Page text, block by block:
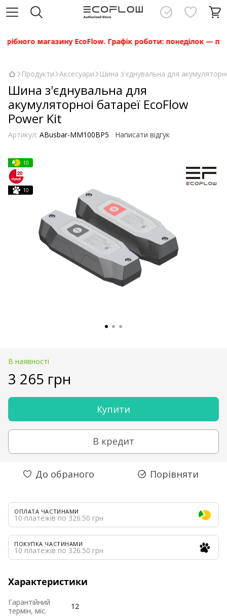
магазину EcoFlow. Графік роботи: понеділок —
Продукти Аксесуари Шина з'єднувальна для
Шина з'єднувальна для
акумуляторноі батареї EcoFlow
Power Kit
Артикул: ABusbar-MM100BP5 Написати відгук
10
10
В наявності
3 265 грн
Купити
В кредит
До обраного Порівняти
ОПЛАТА ЧАСТИНАМИ
10 платежів по 326.50 грн
ПОКУПКА ЧАСТИНАМИ
10 платежів по 326.50 грн
Характеристики
Гарантійний
термін, міс.
12